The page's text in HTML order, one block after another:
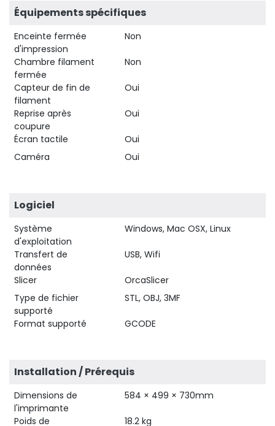
Équipements spécifiques
Enceinte fermée
d'impression
Non
Chambre filament
fermée
Non
Capteur de fin de
filament
Oui
Reprise après
coupure
Oui
Écran tactile
Oui
Caméra
Oui
Logiciel
Système
d'exploitation
Windows, Mac OSX, Linux
Transfert de
données
USB, Wifi
Slicer
OrcaSlicer
Type de fichier
supporté
STL, OBJ, 3MF
Format supporté GCODE
Installation / Prérequis
Dimensions de
l'imprimante
584 × 499 × 730mm
Poids de
18.2 kg